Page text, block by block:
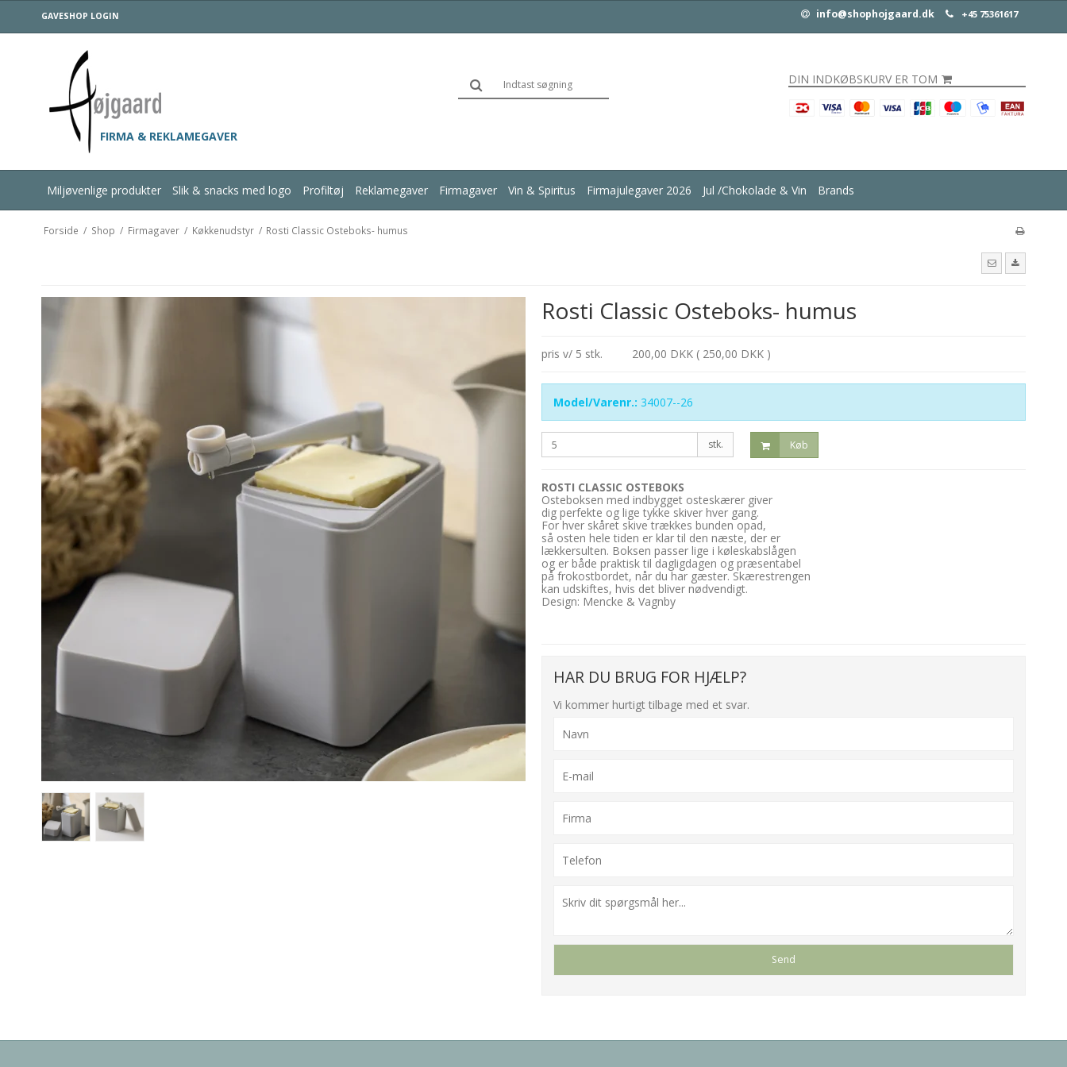
GAVESHOP LOGIN info@shophojgaard.dk +45 75361617
FIRMA & REKLAMEGAVER
DIN INDKØBSKURV ER TOM
Miljøvenlige produkter Slik & snacks med logo Profiltøj Reklamegaver Firmagaver Vin & Spiritus Firmajulegaver 2026 Jul /Chokolade & Vin Brands
Forside / Shop / Firmagaver / Køkkenudstyr / Rosti Classic Osteboks- humus
Rosti Classic Osteboks- humus
pris v/ 5 stk. 200,00 DKK ( 250,00 DKK )
Model/Varenr.: 34007--26
stk. Køb
ROSTI CLASSIC OSTEBOKS
Osteboksen med indbygget osteskærer giver
dig perfekte og lige tykke skiver hver gang.
For hver skåret skive trækkes bunden opad,
så osten hele tiden er klar til den næste, der er
lækkersulten. Boksen passer lige i køleskabslågen
og er både praktisk til dagligdagen og præsentabel
på frokostbordet, når du har gæster. Skærestrengen
kan udskiftes, hvis det bliver nødvendigt.
Design: Mencke & Vagnby
HAR DU BRUG FOR HJÆLP?
Vi kommer hurtigt tilbage med et svar.